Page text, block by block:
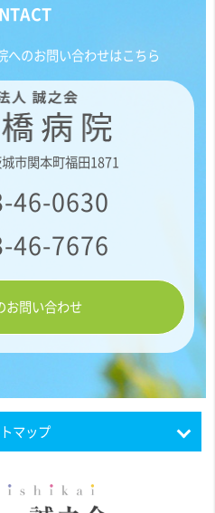
へのお問い合わせはこちら
市関本町福田1871
46-0630
46-7676
お問い合わせ
マップ